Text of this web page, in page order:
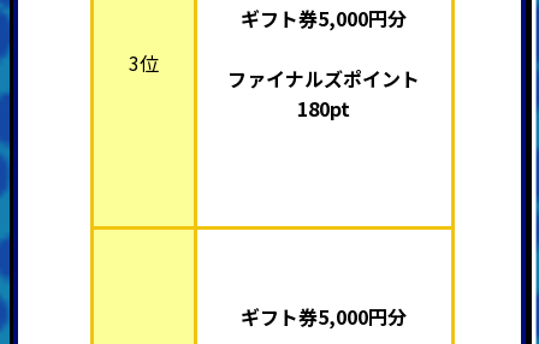
3位
ギフト券5,000円分
ファイナルズポイント
180pt
ギフト券5,000円分